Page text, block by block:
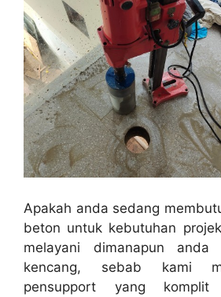
Apakah anda sedang
beton untuk kebutuhan
melayani dimanapun anda
kencang, sebab kami
pensupport yang